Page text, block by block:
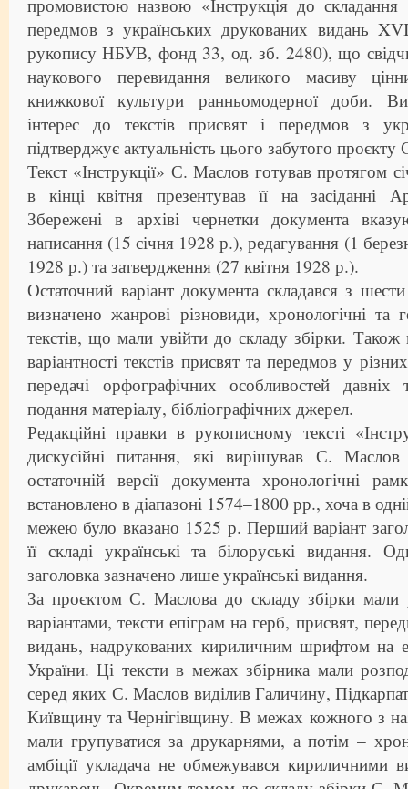
передмов з українських друкованих видань
рукопису НБУВ, фонд 33, од. зб. 2480), що
наукового перевидання великого масиву
книжкової культури ранньомодерної доби.
інтерес до текстів присвят і передмов з
підтверджує актуальність цього забутого
Текст «Інструкції» С. Маслов готував протягом
в кінці квітня презентував її на засіданні
Збережені в архіві чернетки документа
написання (15 січня 1928 р.), редагування (1
1928 р.) та затвердження (27 квітня 1928 р.).
Остаточний варіант документа складався з
визначено жанрові різновиди, хронологічні та
текстів, що мали увійти до складу збірки. Також
варіантності текстів присвят та передмов у
передачі орфографічних особливостей давніх
подання матеріалу, бібліографічних джерел.
Редакційні правки в рукописному тексті
дискусійні питання, які вирішував С.
остаточній версії документа хронологічні
встановлено в діапазоні 1574–1800 рр., хоча в
межею було вказано 1525 р. Перший варіант
її складі українські та білоруські видання.
заголовка зазначено лише українські видання.
За проєктом С. Маслова до складу збірки мали
варіантами, тексти епіграм на герб, присвят,
видань, надрукованих кириличним шрифтом на
України. Ці тексти в межах збірника мали
серед яких С. Маслов виділив Галичину,
Київщину та Чернігівщину. В межах кожного з
мали групуватися за друкарнями, а потім –
амбіції укладача не обмежувався кириличними